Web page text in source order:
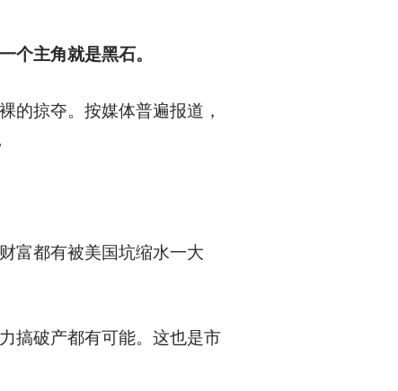
个主角就是黑石。
的掠夺。按媒体普遍报道，
富都有被美国坑缩水一大
搞破产都有可能。这也是市